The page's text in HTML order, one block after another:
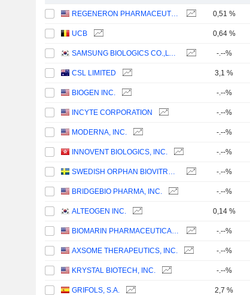
REGENERON PHARMACEUTICALS, INC. 0,51 %
UCB 0,64 %
SAMSUNG BIOLOGICS CO.,LTD. -.--%
CSL LIMITED 3,1 %
BIOGEN INC. -.--%
INCYTE CORPORATION -.--%
MODERNA, INC. -.--%
INNOVENT BIOLOGICS, INC. -.--%
SWEDISH ORPHAN BIOVITRUM AB -.--%
BRIDGEBIO PHARMA, INC. -.--%
ALTEOGEN INC. 0,14 %
BIOMARIN PHARMACEUTICAL INC. -.--%
AXSOME THERAPEUTICS, INC. -.--%
KRYSTAL BIOTECH, INC. -.--%
GRIFOLS, S.A. 2,7 %